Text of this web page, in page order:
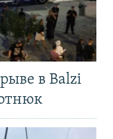
в Balzi